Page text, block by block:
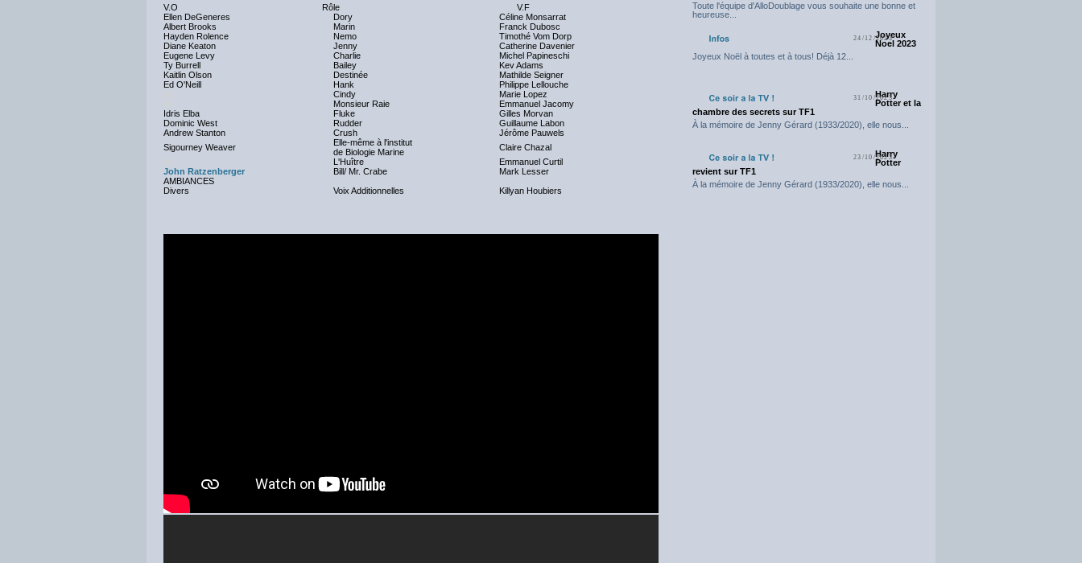
V.O Rôle
V.F
Ellen DeGeneres
Dory
Céline Monsarrat
Albert Brooks
Marin
Franck Dubosc
Hayden Rolence
Nemo
Timothé Vom Dorp
Diane Keaton
Jenny
Catherine Davenier
Eugene Levy
Charlie
Michel Papineschi
Ty Burrell
Bailey
Kev Adams
Kaitlin Olson
Destinée
Mathilde Seigner
Ed O'Neill
Hank
Philippe Lellouche
Cindy
Marie Lopez
Monsieur Raie
Emmanuel Jacomy
Idris Elba
Fluke
Gilles Morvan
Dominic West
Rudder
Guillaume Labon
Andrew Stanton
Crush
Jérôme Pauwels
Sigourney Weaver
Elle-même à l'institut
de Biologie Marine
Claire Chazal
L'Huître
Emmanuel Curtil
John Ratzenberger
Bill/ Mr. Crabe
Mark Lesser
AMBIANCES
Divers
Voix Additionnelles Killyan Houbiers
Toute l'équipe d'AlloDoublage vous souhaite une bonne et
heureuse...
24/12/2023
Joyeux
Noel 2023
Joyeux Noël à toutes et à tous! Déjà 12...
31/10/2023
Harry
Potter et la
chambre des secrets sur TF1
À la mémoire de Jenny Gérard (1933/2020), elle nous...
23/10/2023
Harry
Potter
revient sur TF1
À la mémoire de Jenny Gérard (1933/2020), elle nous...